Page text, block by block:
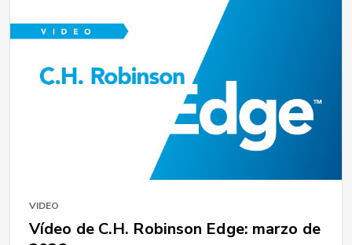
VIDEO
Vídeo de C.H. Robinson Edge: marzo de